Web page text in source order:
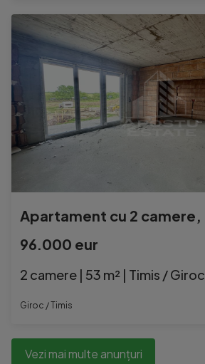
96.000 eur
2 camere | 53 m² | Timis / Giroc
Giroc / Timis
Vezi mai multe anunțuri